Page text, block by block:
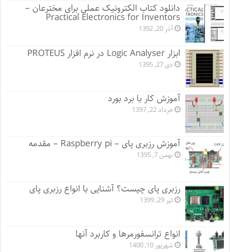
دانلود کتاب الکترونیک عملی برای مخترعان –
Practical Electronics for Inventors
آذر 20, 1392
ابزار Logic Analyser در نرم افزار PROTEUS
دی 27, 1395
آموزش کار با برد بورد
خرداد 22, 1397
آموزش رزبری پای – Raspberry pi – مقدمه
بهمن 7, 1395
رزبری پای چیست؟ آشنایی با انواع رزبری پای
تیر 29, 1399
انواع ترانسفورمرها و کاربرد آنها
شهریور 10, 1400